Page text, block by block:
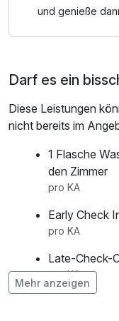
eine familiäre
und genieße
Darf es ein
Diese Leistungen
nicht bereits im
1 Flasche
den Zimmer
pro KA
Early Check
pro KA
Late-Check-
pro KA
Mehr anzeigen